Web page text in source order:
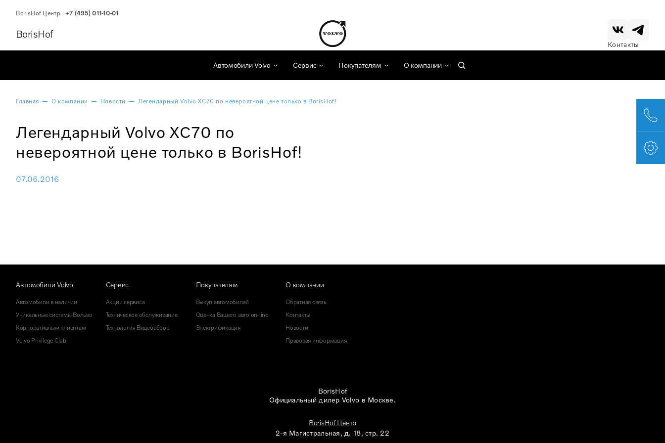
BorisHof Центр +7 (495) 011-10-01
BorisHof
Контакты
Автомобили Volvo Сервис Покупателям О компании
Главная О компании Новости Легендарный Volvo XC70 по невероятной цене только в BorisHof!
Легендарный Volvo XC70 по
невероятной цене только в BorisHof!
07.06.2016
Автомобили Volvo
Автомобили в наличии
Уникальные системы Вольво
Корпоративным клиентам
Volvo Privilege Club
Сервис
Акции сервиса
Техническое обслуживание
Технология Видеообзор
Покупателям
Выкуп автомобилей
Оценка Вашего авто on-line
Электрификация
О компании
Обратная связь
Контакты
Новости
Правовая информация
BorisHof
Официальный дилер Volvo в Москве.
BorisHof Центр
2-я Магистральная, д. 18, стр. 22